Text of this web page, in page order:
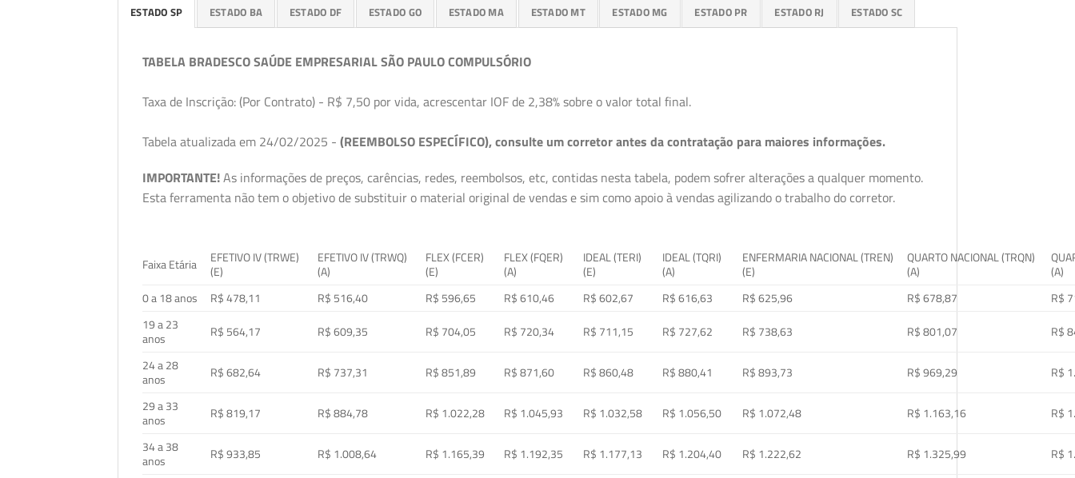
ESTADO SP ESTADO BA ESTADO DF ESTADO GO ESTADO MA ESTADO MT ESTADO MG ESTADO PR ESTADO RJ ESTADO SC
TABELA BRADESCO SAÚDE EMPRESARIAL SÃO PAULO COMPULSÓRIO
Taxa de Inscrição: (Por Contrato) - R$ 7,50 por vida, acrescentar IOF de 2,38% sobre o valor total final.
Tabela atualizada em 24/02/2025 - (REEMBOLSO ESPECÍFICO), consulte um corretor antes da contratação para maiores informações.
IMPORTANTE!As informações de preços, carências, redes, reembolsos, etc, contidas nesta tabela, podem sofrer alterações a qualquer momento.
Esta ferramenta não tem o objetivo de substituir o material original de vendas e sim como apoio à vendas agilizando o trabalho do corretor.
Faixa Etária
EFETIVO IV (TRWE)
(E)
EFETIVO IV (TRWQ)
(A)
FLEX (FCER)
(E)
FLEX (FQER)
(A)
IDEAL (TERI)
(E)
IDEAL (TQRI)
(A)
ENFERMARIA NACIONAL (TREN)
(E)
QUARTO NACIONAL (TRQN)
(A)
(A)
0 a 18 anos
R$ 478,11 R$ 516,40 R$ 596,65 R$ 610,46 R$ 602,67 R$ 616,63 R$ 625,96 R$ 678,87
R$
19 a 23
anos
R$ 564,17 R$ 609,35 R$ 704,05 R$ 720,34 R$ 711,15 R$ 727,62 R$ 738,63 R$ 801,07
R$
24 a 28
anos
R$ 682,64 R$ 737,31 R$ 851,89 R$ 871,60 R$ 860,48 R$ 880,41 R$ 893,73 R$ 969,29
R$
29 a 33
anos
R$ 819,17 R$ 884,78 R$ 1.022,28 R$ 1.045,93 R$ 1.032,58 R$ 1.056,50 R$ 1.072,48 R$ 1.163,16
R$
34 a 38
anos
R$ 933,85 R$ 1.008,64 R$ 1.165,39 R$ 1.192,35 R$ 1.177,13 R$ 1.204,40 R$ 1.222,62 R$ 1.325,99
R$